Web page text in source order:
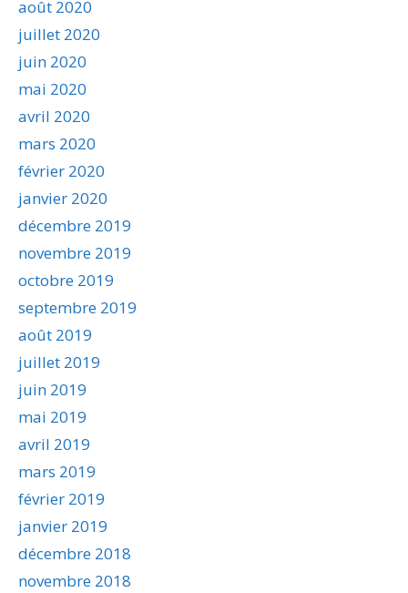
août 2020
juillet 2020
juin 2020
mai 2020
avril 2020
mars 2020
février 2020
janvier 2020
décembre 2019
novembre 2019
octobre 2019
septembre 2019
août 2019
juillet 2019
juin 2019
mai 2019
avril 2019
mars 2019
février 2019
janvier 2019
décembre 2018
novembre 2018